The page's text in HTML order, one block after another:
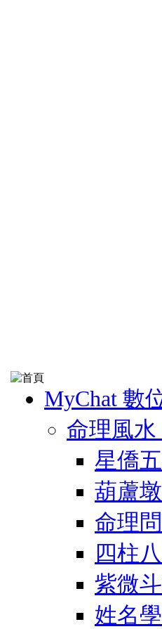
MyChat 數
命理風水
星僑
葫蘆
命理
四柱
紫微
姓名學